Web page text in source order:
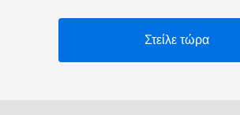
Στείλε τώρα